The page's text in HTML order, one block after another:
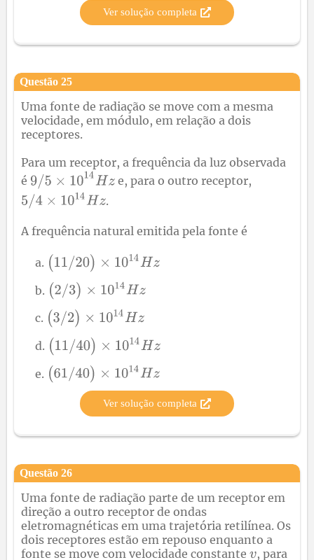
Ver solução completa
Questão 25
Uma fonte de radiação se move com a mesma
velocidade, em módulo, em relação a dois
receptores.
Para um receptor, a frequência da luz observada
é
e, para o outro receptor,
.
A frequência natural emitida pela fonte é
Ver solução completa
Questão 26
Uma fonte de radiação parte de um receptor em
direção a outro receptor de ondas
eletromagnéticas em uma trajetória retilínea. Os
dois receptores estão em repouso enquanto a
fonte se move com velocidade constante
, para